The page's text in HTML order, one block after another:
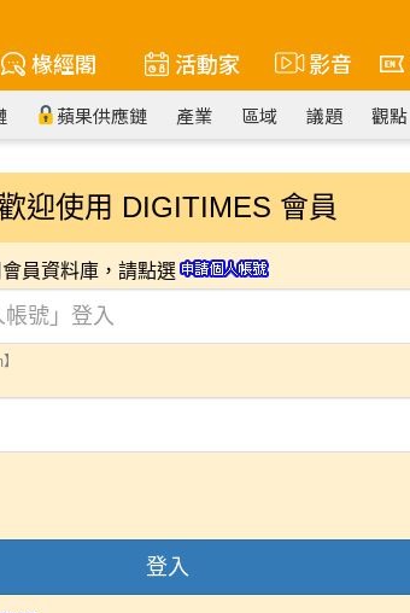
椽經閣 活動家 影音
蘋果供應鏈 產業 區域 議題 觀點
迎使用 DIGITIMES 會員
員資料庫，請點選
登入